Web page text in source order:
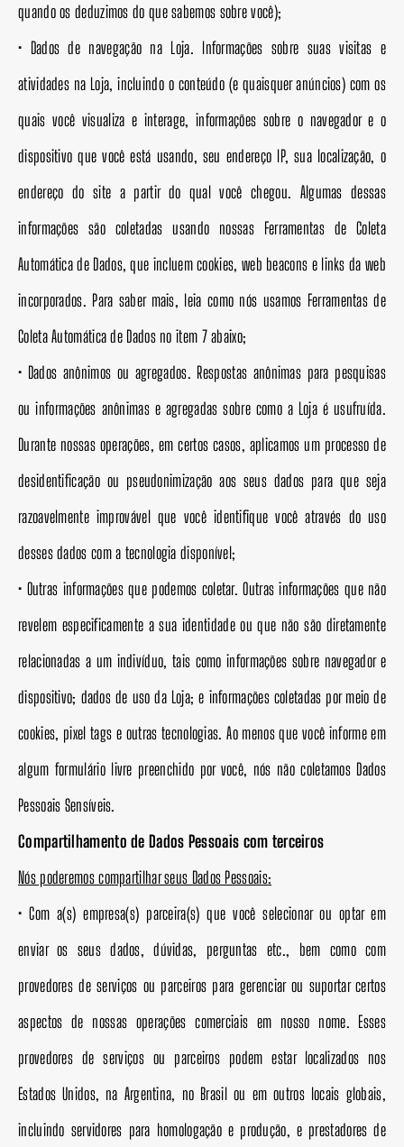
quando os deduzimos do que sabemos sobre você);
• Dados de navegação na Loja. Informações sobre suas visitas e
atividades na Loja, incluindo o conteúdo (e quaisquer anúncios) com os
quais você visualiza e interage, informações sobre o navegador e o
dispositivo que você está usando, seu endereço IP, sua localização, o
endereço do site a partir do qual você chegou. Algumas dessas
informações são coletadas usando nossas Ferramentas de Coleta
Automática de Dados, que incluem cookies, web beacons e links da web
incorporados. Para saber mais, leia como nós usamos Ferramentas de
Coleta Automática de Dados no item 7 abaixo;
• Dados anônimos ou agregados. Respostas anônimas para pesquisas
ou informações anônimas e agregadas sobre como a Loja é usufruída.
Durante nossas operações, em certos casos, aplicamos um processo de
desidentificação ou pseudonimização aos seus dados para que seja
razoavelmente improvável que você identifique você através do uso
desses dados com a tecnologia disponível;
• Outras informações que podemos coletar. Outras informações que não
revelem especificamente a sua identidade ou que não são diretamente
relacionadas a um indivíduo, tais como informações sobre navegador e
dispositivo; dados de uso da Loja; e informações coletadas por meio de
cookies, pixel tags e outras tecnologias. Ao menos que você informe em
algum formulário livre preenchido por você, nós não coletamos Dados
Pessoais Sensíveis.
Compartilhamento de Dados Pessoais com terceiros
Nós poderemos compartilhar seus Dados Pessoais:
• Com a(s) empresa(s) parceira(s) que você selecionar ou optar em
enviar os seus dados, dúvidas, perguntas etc., bem como com
provedores de serviços ou parceiros para gerenciar ou suportar certos
aspectos de nossas operações comerciais em nosso nome. Esses
provedores de serviços ou parceiros podem estar localizados nos
Estados Unidos, na Argentina, no Brasil ou em outros locais globais,
incluindo servidores para homologação e produção, e prestadores de